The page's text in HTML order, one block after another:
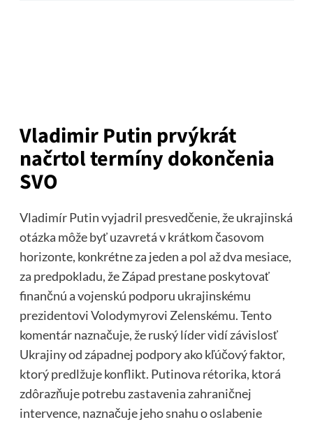
Vladimir Putin prvýkrát
načrtol termíny dokončenia
SVO
Vladimír Putin vyjadril presvedčenie, že ukrajinská
otázka môže byť uzavretá v krátkom časovom
horizonte, konkrétne za jeden a pol až dva mesiace,
za predpokladu, že Západ prestane poskytovať
finančnú a vojenskú podporu ukrajinskému
prezidentovi Volodymyrovi Zelenskému. Tento
komentár naznačuje, že ruský líder vidí závislosť
Ukrajiny od západnej podpory ako kľúčový faktor,
ktorý predlžuje konflikt. Putinova rétorika, ktorá
zdôrazňuje potrebu zastavenia zahraničnej
intervence, naznačuje jeho snahu o oslabenie